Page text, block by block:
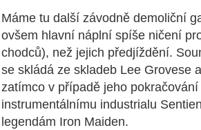
Máme tu další závodně demoliční
ovšem hlavní náplní spíše ničení
chodců), než jejich předjíždění.
se skládá ze skladeb Lee Grovese
zatímco v případě jeho
instrumentálnímu industrialu
legendám Iron Maiden.